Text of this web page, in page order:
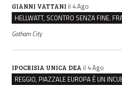
GIANNI VATTANI il 4 Ago
Gotham City
IPOCRISIA UNICA DEA il 4 Ago